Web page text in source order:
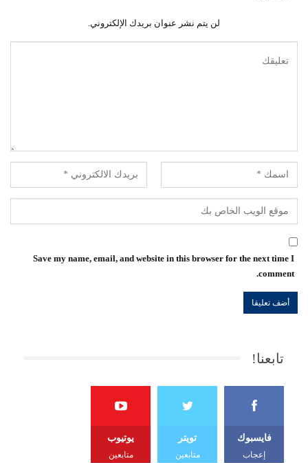
لن يتم نشر عنوان بريدك الإلكتروني.
Save my name, email, and website in this browser for the next time I
comment.
تابعنا!
فايسبوك
إعجاب
تويتر
متابعين
يوتيوب
متابعين